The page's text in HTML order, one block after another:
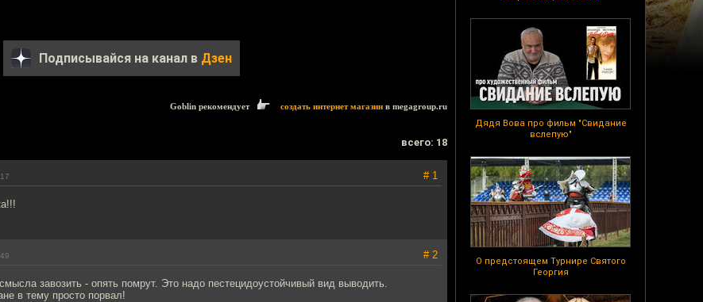
Дядя Вова про фильм "Свидание
вслепую"
О предстоящем Турнире Святого
Георгия
Подписывайся на канал в Дзен
Goblin рекомендует создать интернет магазин в megagroup.ru
всего: 18
# 1
# 2
завозить - опять помрут. Это надо пестецидоустойчивый вид выводить.
в тему просто порвал!